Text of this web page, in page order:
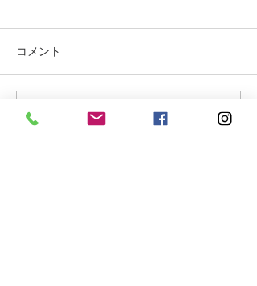
もう 秋になりそう
コメント
コメントを追加…